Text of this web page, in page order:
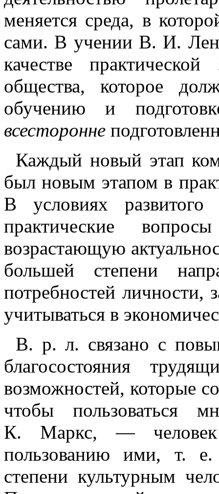
меняется среда, в
сами. В учении В. И.
качестве практической
общества, которое
обучению и
всесторонне
Каждый новый этап
был новым этапом в
В условиях развитого
практические
возрастающую
большей степени
потребностей личности,
учитываться в
В. р. л. связано с
благосостояния
возможностей, которые
чтобы пользоваться
К. Маркс, —
пользованию ими, т.
степени культурным